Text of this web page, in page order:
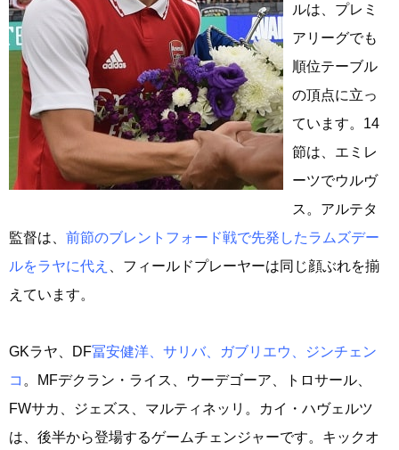
ルは、プレミ
アリーグでも
順位テーブル
の頂点に立っ
ています。14
節は、エミレ
ーツでウルヴ
ス。アルテタ
監督は、 前節のブレントフォード戦で先発したラムズデー
ルをラヤに代え
、フィールドプレーヤーは同じ顔ぶれを揃
えています。
GKラヤ、DF冨安健洋、サリバ、ガブリエウ、ジンチェン
コ 。MFデクラン・ライス、ウーデゴーア、トロサール、
FWサカ、ジェズス、マルティネッリ。カイ・ハヴェルツ
は、後半から登場するゲームチェンジャーです。キックオ